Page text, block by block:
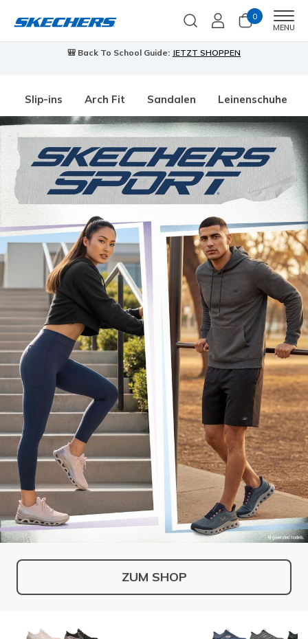
0
MENU
🎒 Back To School Guide: JETZT SHOPPEN
Slip-ins Arch Fit Sandalen Leinenschuhe
ZUM SHOP